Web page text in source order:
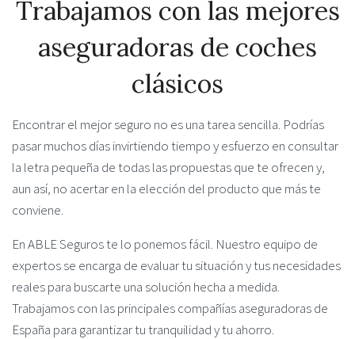
Trabajamos con las mejores
aseguradoras de coches
clásicos
Encontrar el mejor seguro no es una tarea sencilla. Podrías
pasar muchos días invirtiendo tiempo y esfuerzo en consultar
la letra pequeña de todas las propuestas que te ofrecen y,
aun así, no acertar en la elección del producto que más te
conviene.
En ABLE Seguros te lo ponemos fácil. Nuestro equipo de
expertos se encarga de evaluar tu situación y tus necesidades
reales para buscarte una solución hecha a medida.
Trabajamos con las principales compañías aseguradoras de
España para garantizar tu tranquilidad y tu ahorro.